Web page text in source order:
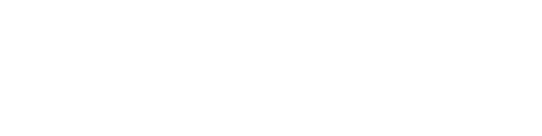
zu machen. Gesucht sind jene